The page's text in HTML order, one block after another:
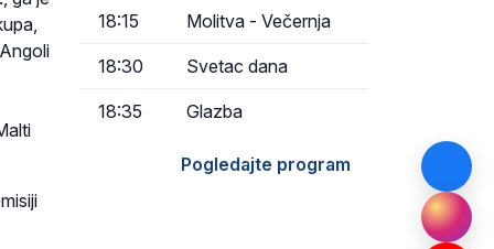
18:15 Molitva - Večernja
18:30 Svetac dana
18:35 Glazba
Pogledajte program